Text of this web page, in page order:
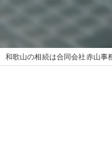
和歌山の相続は合同会社赤山事